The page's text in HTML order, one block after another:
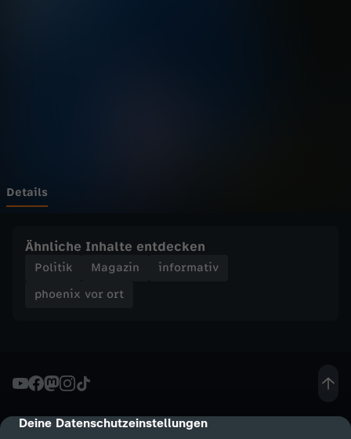
cmp-dialog-description
Deine Datenschutzeinstellungen
t
M
r
a
Details
Ähnliche Inhalte entdecken
Politik Magazin
informativ
phoenix vor ort